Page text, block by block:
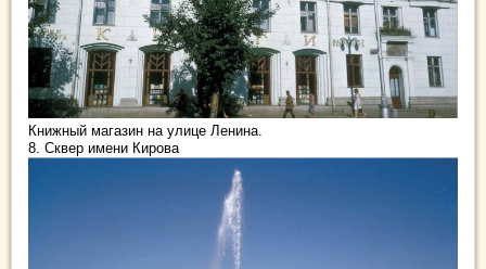
Книжный магазин на улице Ленина.
8. Сквер имени Кирова